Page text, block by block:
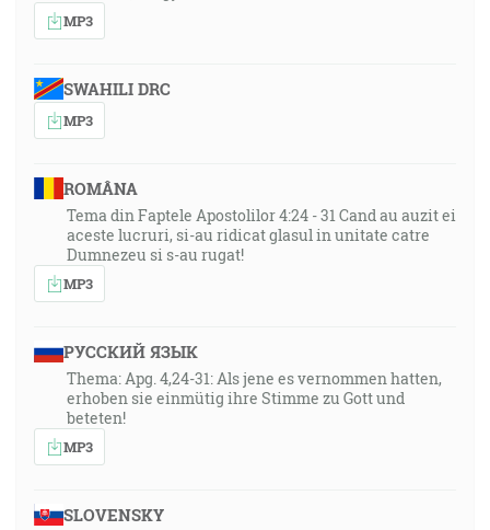
MP3
SWAHILI DRC
MP3
ROMÂNA
Tema din Faptele Apostolilor 4:24 - 31 Cand au auzit ei
aceste lucruri, si-au ridicat glasul in unitate catre
Dumnezeu si s-au rugat!
MP3
РУССКИЙ ЯЗЫК
Thema: Apg. 4,24-31: Als jene es vernommen hatten,
erhoben sie einmütig ihre Stimme zu Gott und
beteten!
MP3
SLOVENSKY